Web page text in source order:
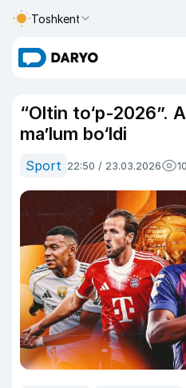
Toshkent
“Oltin to‘p-2026”.
ma’lum bo‘ldi
Sport 22:50 / 23.03.2026